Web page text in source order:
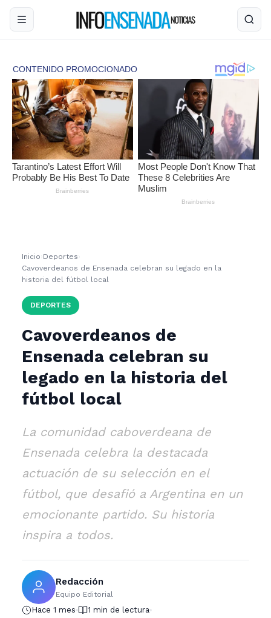
Inicio ›Deportes ›
Cavoverdeanos de Ensenada celebran su legado en la
historia del fútbol local
DEPORTES
Cavoverdeanos de
Ensenada celebran su
legado en la historia del
fútbol local
La comunidad caboverdeana de
Ensenada celebra la destacada
actuación de su selección en el
fútbol, que desafió a Argentina en un
emocionante partido. Su historia
inspira a todos.
Redacción
Equipo Editorial
Hace 1 mes 1 min de lectura